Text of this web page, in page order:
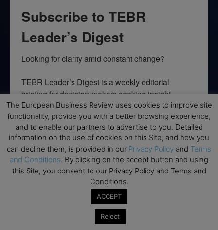
Subscribe to TEBR
Leader’s Digest
Looking for clarity amid constant change?
TEBR Leader’s Digest is a weekly editorial
briefing for decision-makers seeking insight,
context, and trusted thinking.
Email
By submitting this form, you are consenting to receive marketing emails
from: EBR MEDIA, 3 - 7 Sunnyhill Road, London, SW16 2UG, GB. You can
revoke your consent to receive emails at any time by using the
SafeUnsubscribe® link, found at the bottom of every email.
serviced by Constant Contact.
The European Business Review uses cookies to improve site
functionality, provide you with a better browsing experience,
and to enable our partners to advertise to you. Detailed
information on the use of cookies on this Site, and how you
can decline them, is provided in our Privacy Policy and Terms
and Conditions. By clicking on the accept button and using
this Site, you consent to our Privacy Policy and Terms and
Conditions.
ACCEPT
Reject